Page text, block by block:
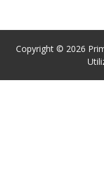
Copyright © 2026